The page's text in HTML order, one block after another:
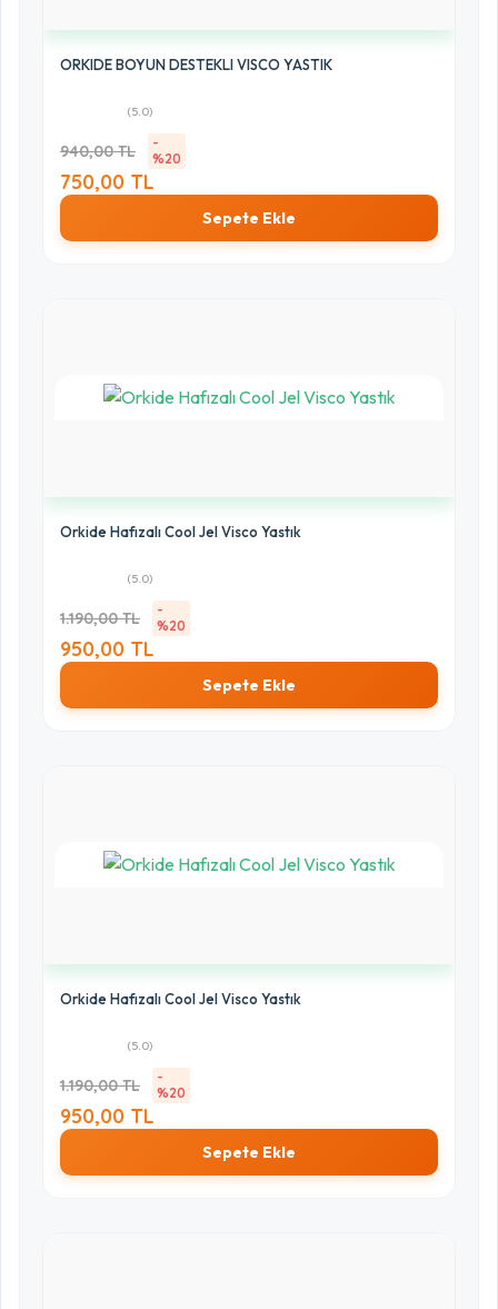
ORKIDE BOYUN DESTEKLI VISCO YASTIK
(5.0)
940,00 TL
-
%20
750,00 TL
Sepete Ekle
Orkide Hafızalı Cool Jel Visco Yastık
(5.0)
1.190,00 TL
-
%20
950,00 TL
Sepete Ekle
Orkide Hafızalı Cool Jel Visco Yastık
(5.0)
1.190,00 TL
-
%20
950,00 TL
Sepete Ekle